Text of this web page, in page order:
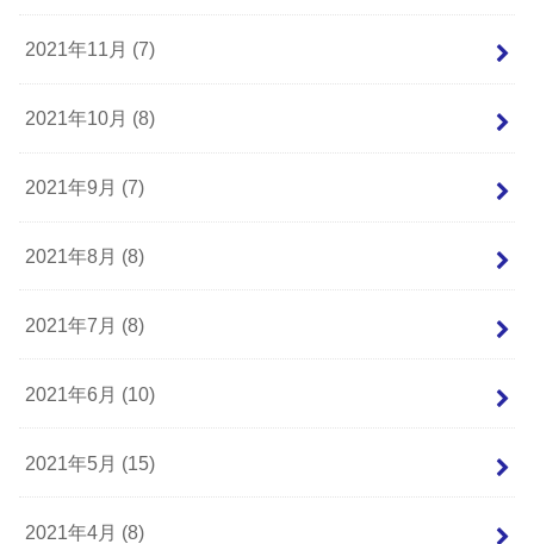
2021年11月 (7)
2021年10月 (8)
2021年9月 (7)
2021年8月 (8)
2021年7月 (8)
2021年6月 (10)
2021年5月 (15)
2021年4月 (8)